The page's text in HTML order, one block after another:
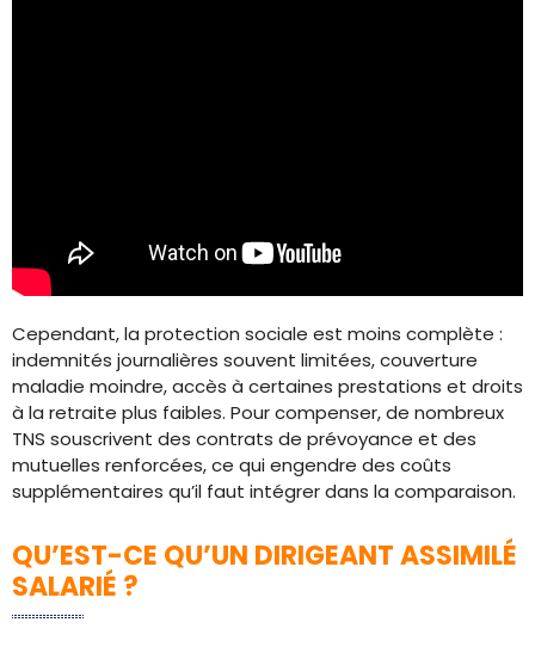
Cependant, la protection sociale est moins complète :
indemnités journalières souvent limitées, couverture
maladie moindre, accès à certaines prestations et droits
à la retraite plus faibles. Pour compenser, de nombreux
TNS souscrivent des contrats de prévoyance et des
mutuelles renforcées, ce qui engendre des coûts
supplémentaires qu’il faut intégrer dans la comparaison.
QU’EST-CE QU’UN DIRIGEANT ASSIMILÉ
SALARIÉ ?